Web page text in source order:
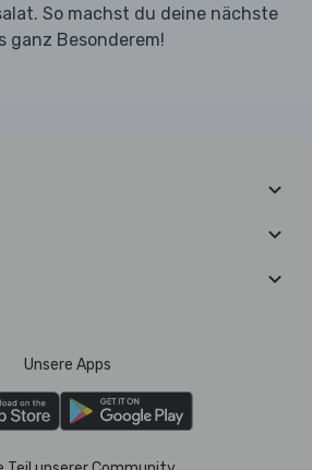
So machst du deine nächste
ganz Besonderem!
Unsere Apps